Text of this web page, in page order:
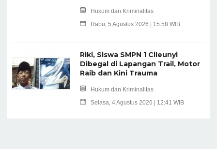
Hukum dan Kriminalitas
Rabu, 5 Agustus 2026 | 15:58 WIB
Riki, Siswa SMPN 1 Cileunyi
Dibegal di Lapangan Trail, Motor
Raib dan Kini Trauma
Hukum dan Kriminalitas
Selasa, 4 Agustus 2026 | 12:41 WIB